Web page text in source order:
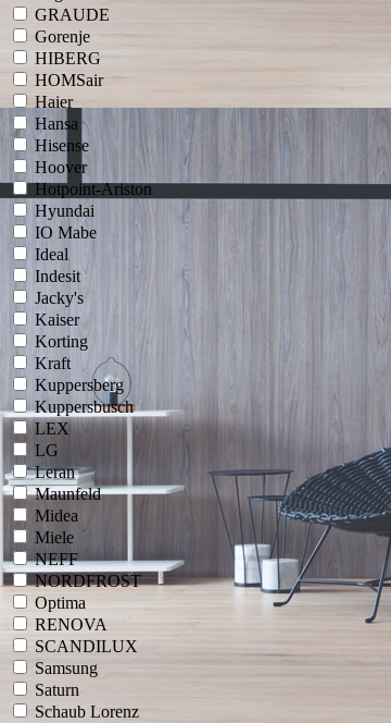
GRAUDE
Gorenje
HIBERG
HOMSair
Haier
Hansa
Hisense
Hoover
Hotpoint-Ariston
Hyundai
IO Mabe
Ideal
Indesit
Jacky's
Kaiser
Korting
Kraft
Kuppersberg
Kuppersbusch
LEX
LG
Leran
Maunfeld
Midea
Miele
NEFF
NORDFROST
Optima
RENOVA
SCANDILUX
Samsung
Saturn
Schaub Lorenz